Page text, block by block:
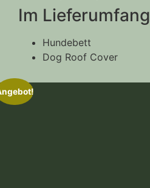
Im Lieferumfang
Hundebett
Dog Roof Cover